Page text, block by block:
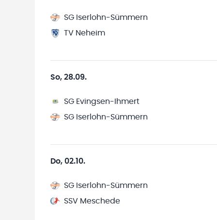
SG Iserlohn-Sümmern
TV Neheim
So, 28.09.
SG Evingsen-Ihmert
SG Iserlohn-Sümmern
Do, 02.10.
SG Iserlohn-Sümmern
SSV Meschede